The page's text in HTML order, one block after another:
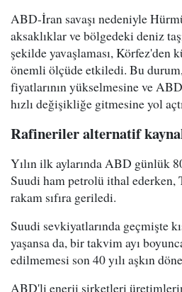
ABD-İran savaşı nedeniyle
aksaklıklar ve bölgedeki deniz
şekilde yavaşlaması, Körfez'den
önemli ölçüde etkiledi. Bu
fiyatlarının yükselmesine ve
hızlı değişikliğe gitmesine yol
Rafineriler alternatif
Yılın ilk aylarında ABD günlük
Suudi ham petrolü ithal ederken,
rakam sıfıra geriledi.
Suudi sevkiyatlarında geçmişte
yaşansa da, bir takvim ayı
edilmemesi son 40 yılı aşkın
ABD'li enerji şirketleri